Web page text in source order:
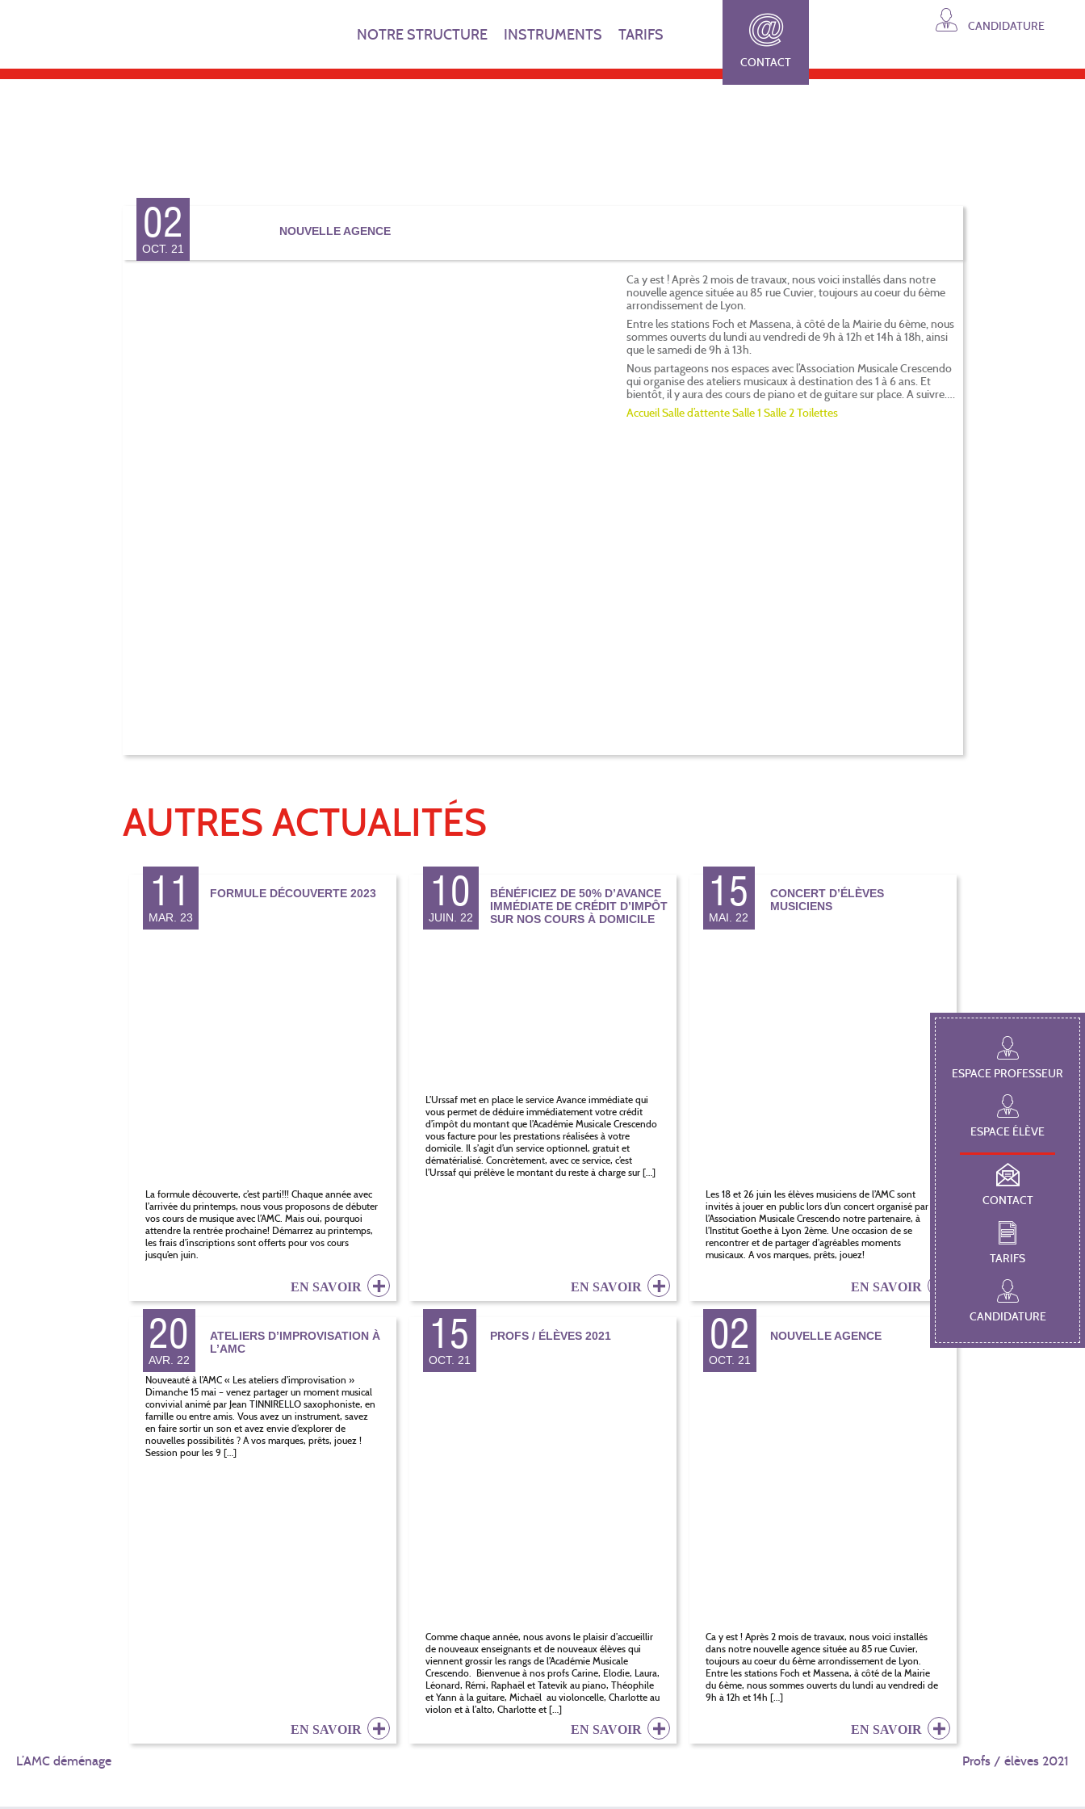
ESPACE PROFESSEUR
ESPACE ÉLÈVE
CONTACT
TARIFS
CANDIDATURE
NOTRE STRUCTURE INSTRUMENTS TARIFS
CONTACT
CANDIDATURE
02
OCT. 21
NOUVELLE AGENCE
Ca y est ! Après 2 mois de travaux, nous voici installés dans notre
nouvelle agence située au 85 rue Cuvier, toujours au coeur du 6ème
arrondissement de Lyon.
Entre les stations Foch et Massena, à côté de la Mairie du 6ème, nous
sommes ouverts du lundi au vendredi de 9h à 12h et 14h à 18h, ainsi
que le samedi de 9h à 13h.
Nous partageons nos espaces avec l’Association Musicale Crescendo
qui organise des ateliers musicaux à destination des 1 à 6 ans. Et
bientôt, il y aura des cours de piano et de guitare sur place. A suivre….
Accueil Salle d’attente Salle 1 Salle 2 Toilettes
AUTRES ACTUALITÉS
11
MAR. 23
FORMULE DÉCOUVERTE 2023
La formule découverte, c’est parti!!! Chaque année avec
l’arrivée du printemps, nous vous proposons de débuter
vos cours de musique avec l’AMC. Mais oui, pourquoi
attendre la rentrée prochaine! Démarrez au printemps,
les frais d’inscriptions sont offerts pour vos cours
jusqu’en juin.
EN SAVOIR
10
JUIN. 22
BÉNÉFICIEZ DE 50% D’AVANCE
IMMÉDIATE DE CRÉDIT D’IMPÔT
SUR NOS COURS À DOMICILE
L’Urssaf met en place le service Avance immédiate qui
vous permet de déduire immédiatement votre crédit
d’impôt du montant que l’Académie Musicale Crescendo
vous facture pour les prestations réalisées à votre
domicile. Il s’agit d’un service optionnel, gratuit et
dématérialisé. Concrètement, avec ce service, c’est
l’Urssaf qui prélève le montant du reste à charge sur […]
EN SAVOIR
15
MAI. 22
CONCERT D’ÉLÈVES
MUSICIENS
Les 18 et 26 juin les élèves musiciens de l’AMC sont
invités à jouer en public lors d’un concert organisé par
l’Association Musicale Crescendo notre partenaire, à
l’Institut Goethe à Lyon 2ème. Une occasion de se
rencontrer et de partager d’agréables moments
musicaux. A vos marques, prêts, jouez!
EN SAVOIR
20
AVR. 22
ATELIERS D’IMPROVISATION À
L’AMC
Nouveauté à l’AMC « Les ateliers d’improvisation »
Dimanche 15 mai – venez partager un moment musical
convivial animé par Jean TINNIRELLO saxophoniste, en
famille ou entre amis. Vous avez un instrument, savez
en faire sortir un son et avez envie d’explorer de
nouvelles possibilités ? A vos marques, prêts, jouez !
Session pour les 9 […]
EN SAVOIR
15
OCT. 21
PROFS / ÉLÈVES 2021
Comme chaque année, nous avons le plaisir d’accueillir
de nouveaux enseignants et de nouveaux élèves qui
viennent grossir les rangs de l’Académie Musicale
Crescendo. Bienvenue à nos profs Carine, Elodie, Laura,
Léonard, Rémi, Raphaël et Tatevik au piano, Théophile
et Yann à la guitare, Michaël au violoncelle, Charlotte au
violon et à l’alto, Charlotte et […]
EN SAVOIR
02
OCT. 21
NOUVELLE AGENCE
Ca y est ! Après 2 mois de travaux, nous voici installés
dans notre nouvelle agence située au 85 rue Cuvier,
toujours au coeur du 6ème arrondissement de Lyon.
Entre les stations Foch et Massena, à côté de la Mairie
du 6ème, nous sommes ouverts du lundi au vendredi de
9h à 12h et 14h […]
EN SAVOIR
NAVIGATION
L’AMC déménage Profs / élèves 2021